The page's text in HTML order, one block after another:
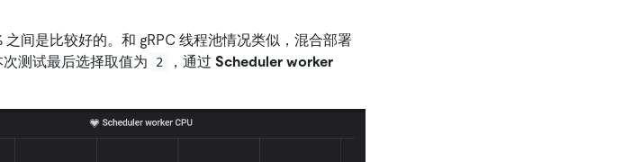
间是比较好的。和 gRPC 线程池情况类似，混合部署
测试最后选择取值为
2 ，通过 Scheduler worker